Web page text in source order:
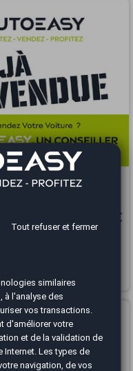
10 490 €
Tout refuser et fermer
similaires
à l'analyse des
vos transactions.
d'améliorer votre
et de la validation de
Internet. Les types de
navigation, de vos